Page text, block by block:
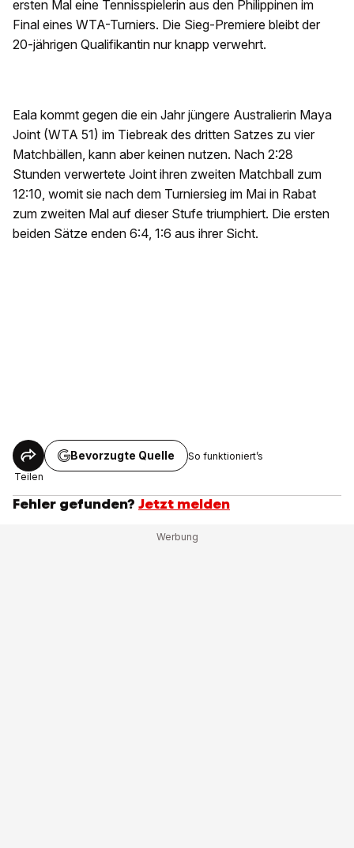
ersten Mal eine Tennisspielerin aus den Philippinen im
Final eines WTA-Turniers. Die Sieg-Premiere bleibt der
20-jährigen Qualifikantin nur knapp verwehrt.
Eala kommt gegen die ein Jahr jüngere Australierin Maya
Joint (WTA 51) im Tiebreak des dritten Satzes zu vier
Matchbällen, kann aber keinen nutzen. Nach 2:28
Stunden verwertete Joint ihren zweiten Matchball zum
12:10, womit sie nach dem Turniersieg im Mai in Rabat
zum zweiten Mal auf dieser Stufe triumphiert. Die ersten
beiden Sätze enden 6:4, 1:6 aus ihrer Sicht.
Teilen
Bevorzugte Quelle So funktioniert’s
Fehler gefunden? Jetzt melden